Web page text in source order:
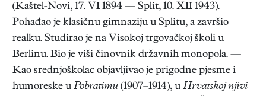
(Kaštel-Novi, 17. VI 1894 — Split, 10. XII 1943).
Pohađao je klasičnu gimnaziju u Splitu, a završio
realku. Studirao je na Visokoj trgovačkoj školi u
Berlinu. Bio je viši činovnik državnih monopola. —
Kao srednjoškolac objavljivao je prigodne pjesme i
humoreske u Pobratimu (1907–1914), u Hrvatskoj njivi